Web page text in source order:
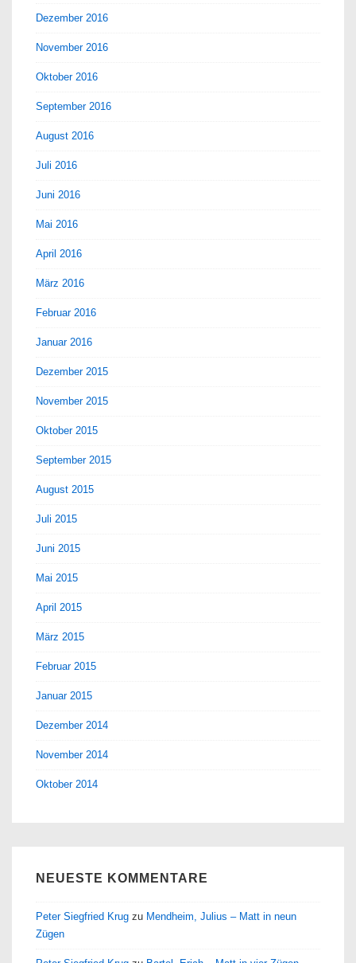
Dezember 2016
November 2016
Oktober 2016
September 2016
August 2016
Juli 2016
Juni 2016
Mai 2016
April 2016
März 2016
Februar 2016
Januar 2016
Dezember 2015
November 2015
Oktober 2015
September 2015
August 2015
Juli 2015
Juni 2015
Mai 2015
April 2015
März 2015
Februar 2015
Januar 2015
Dezember 2014
November 2014
Oktober 2014
NEUESTE KOMMENTARE
Peter Siegfried Krug zu Mendheim, Julius – Matt in neun
Zügen